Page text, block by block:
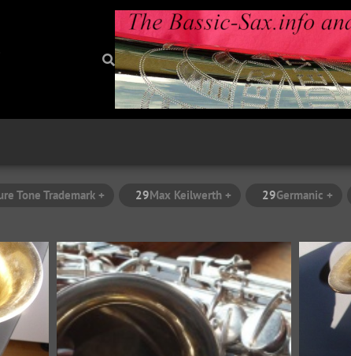
+ Germanic
29
+ Max Keilwerth
29
+ Pure Tone Trademark